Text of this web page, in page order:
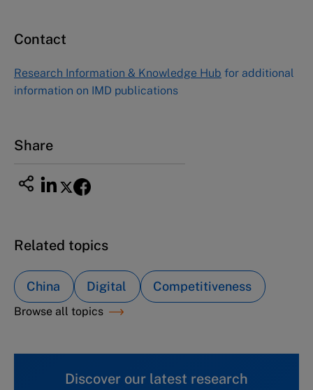
Contact
Research Information & Knowledge Hub for additional
information on IMD publications
Share
Related topics
China Digital Competitiveness
Browse all topics
Discover our latest research